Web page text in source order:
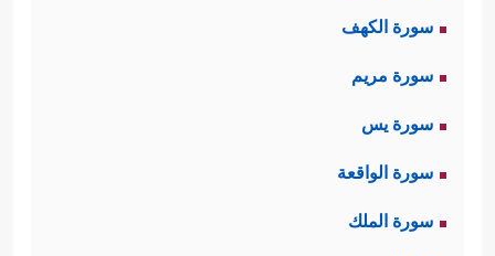
سورة الكهف
سورة مريم
سورة يس
سورة الواقعة
سورة الملك